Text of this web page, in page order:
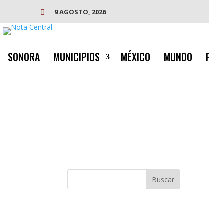
 9 AGOSTO, 2026
SONORA MUNICIPIOS MÉXICO MUNDO
Buscar